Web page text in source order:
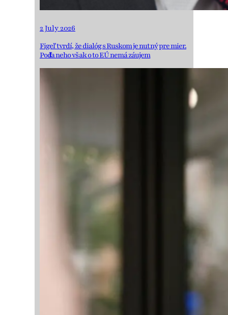
2 July 2026
Figeľ tvrdí, že dialóg s Ruskom je nutný pre mier.
Podľa neho však o to EÚ nemá záujem